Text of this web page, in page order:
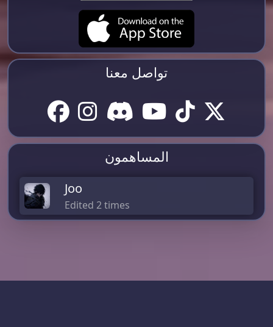
تواصل معنا
المساهمون
Joo
Edited 2 times